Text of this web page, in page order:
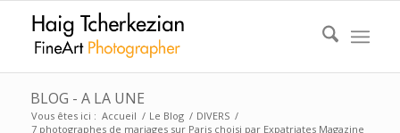
BLOG - A LA UNE
Vous êtes ici : Accueil / Le Blog / DIVERS /
7 photographes de mariages sur Paris choisi par Expatriates Magazine